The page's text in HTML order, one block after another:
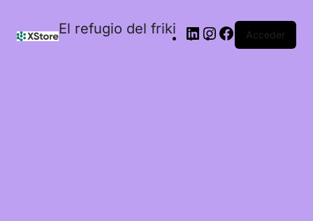
El refugio del friki Acceder